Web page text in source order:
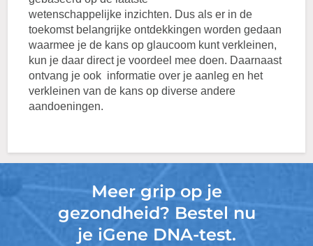
wetenschappelijke inzichten. Dus als er in de
toekomst belangrijke ontdekkingen worden gedaan
waarmee je de kans op glaucoom kunt verkleinen,
kun je daar direct je voordeel mee doen. Daarnaast
ontvang je ook informatie over je aanleg en het
verkleinen van de kans op diverse andere
aandoeningen.
Meer grip op je
gezondheid? Bestel nu
je iGene DNA-test.